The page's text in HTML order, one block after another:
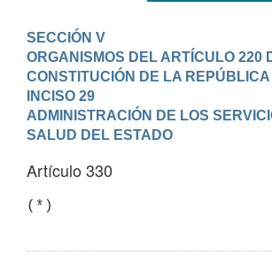
SECCIÓN V
ORGANISMOS DEL ARTÍCULO 220
CONSTITUCIÓN DE LA REPÚBLICA
INCISO 29
ADMINISTRACIÓN DE LOS
SALUD DEL ESTADO
Artículo 330